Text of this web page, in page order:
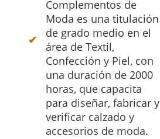
Complementos de
Moda es una titulación
de grado medio en el
área de Textil,
Confección y Piel, con
una duración de 2000
horas, que capacita
para diseñar, fabricar y
verificar calzado y
accesorios de moda.